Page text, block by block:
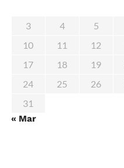
3
4 5
10
11 12
17
18 19
24
25 26
31
« Mar